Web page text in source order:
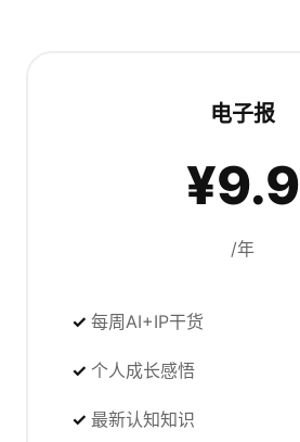
电子报
¥9.9
/年
每周AI+IP干货
个人成长感悟
最新认知知识